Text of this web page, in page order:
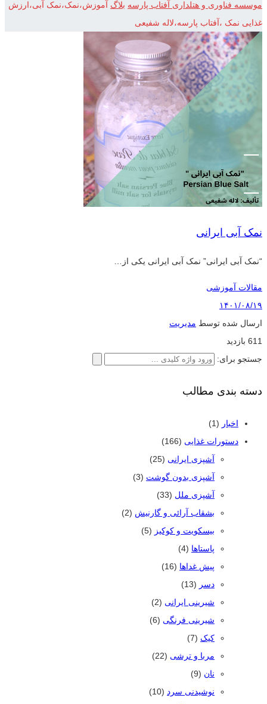
موسسه فناوری و هتلداری آفتاب پارسه بلاگ آموزش،نمک،نمک آبی،ارزش
غذایی نمک ،آفتاب پارسه،لاله شفیعی
نمک آبی ایرانی
“نمک آبی ایرانی” نمک آبی ایرانی یکی از…
مقالات آموزشی
۱۴۰۱/۰۸/۱۹
ارسال شده توسط مدیریت
611 بازدید
جستجو برای:
دسته بندی مطالب
اخبار (1)
دستورات غذایی (166)
آشپزی ایرانی (25)
آشپزی بدون گوشت (3)
آشپزی ملل (33)
بشقاب آرائی و گارنیش (2)
بیسکویت و کوکیز (5)
پاستاها (4)
پیش غداها (16)
دسر (13)
شیرینی ایرانی (2)
شیرینی فرنگی (6)
کیک (7)
مربا و ترشی (22)
نان (9)
نوشیدنی سرد (10)